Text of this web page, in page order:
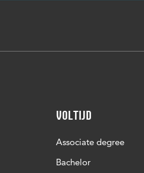
Voltijd
Associate degree
Bachelor